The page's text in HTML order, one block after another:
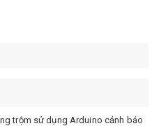
trộm sử dụng Arduino cảnh báo